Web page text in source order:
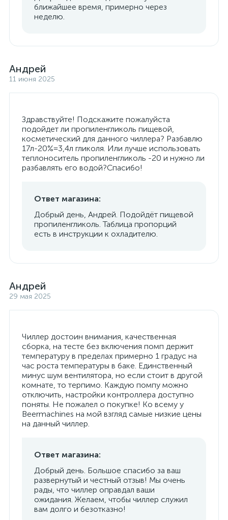
ближайшее время, примерно через
неделю.
Андрей
11 июня 2025
Здравствуйте! Подскажите пожалуйста
подойдет ли пропиленгликоль пищевой,
косметический для данного чиллера? Разбавлю
17л-20%=3,4л гликоля. Или лучше использовать
теплоноситель пропиленгликоль -20 и нужно ли
разбавлять его водой?Спасибо!
Ответ магазина:
Добрый день, Андрей. Подойдёт пищевой
пропиленгликоль. Таблица пропорций
есть в инструкции к охладителю.
Андрей
29 мая 2025
Чиллер достоин внимания, качественная
сборка, на тесте без включения помп держит
температуру в пределах примерно 1 градус на
час роста температуры в баке. Единственный
минус шум вентилятора, но если стоит в другой
комнате, то терпимо. Каждую помпу можно
отключить, настройки контроллера доступно
поняты. Не пожалел о покупке! Ко всему у
Вeermachines на мой взгляд самые низкие цены
на данный чиллер.
Ответ магазина:
Добрый день. Большое спасибо за ваш
развернутый и честный отзыв! Мы очень
рады, что чиллер оправдал ваши
ожидания. Желаем, чтобы чиллер служил
вам долго и безотказно!